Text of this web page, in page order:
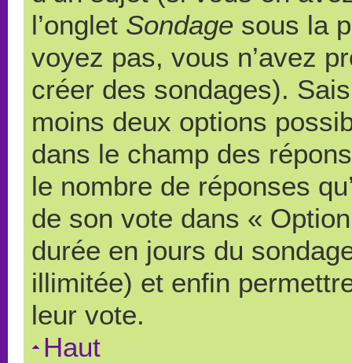
l’onglet Sondage sous la
voyez pas, vous n’avez
créer des sondages).
moins deux options
dans le champ des
le nombre de réponses
de son vote dans «
durée en jours du
illimitée) et enfin
leur vote.
Haut